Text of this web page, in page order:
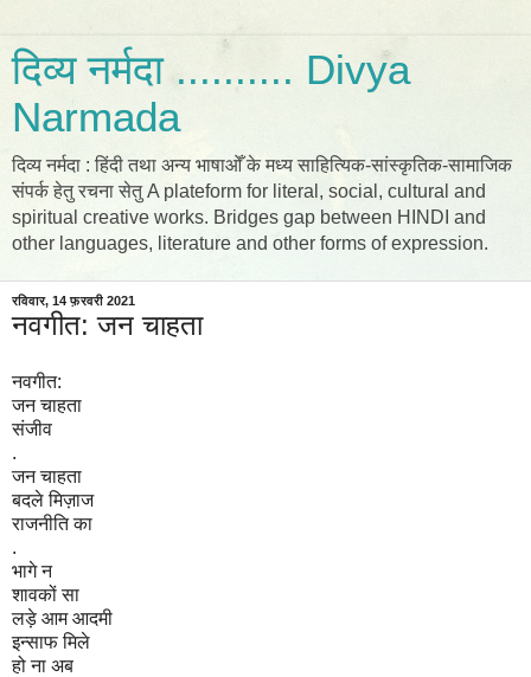
दिव्य नर्मदा .......... Divya
Narmada
दिव्य नर्मदा : हिंदी तथा अन्य भाषाओँ के मध्य साहित्यिक-सांस्कृतिक-सामाजिक
संपर्क हेतु रचना सेतु A plateform for literal, social, cultural and
spiritual creative works. Bridges gap between HINDI and
other languages, literature and other forms of expression.
रविवार, 14 फ़रवरी 2021
नवगीत: जन चाहता
नवगीत:
जन चाहता
संजीव
.
जन चाहता
बदले मिज़ाज
राजनीति का
.
भागे न
शावकों सा
लड़े आम आदमी
इन्साफ मिले
हो ना अब